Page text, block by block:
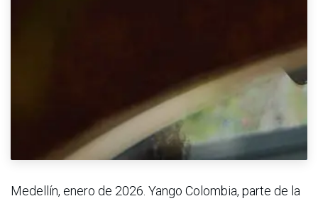
Medellín, enero de 2026. Yango Colombia, parte de la